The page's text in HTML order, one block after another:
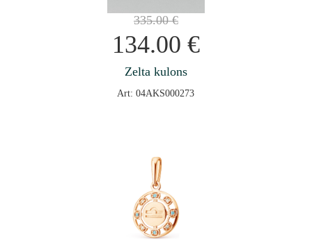
335.00€
134.00 €
Zelta kulons
Art: 04AKS000273